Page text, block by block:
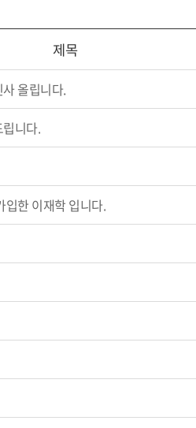
제목
올립니다.
니다.
입한 이재학 입니다.